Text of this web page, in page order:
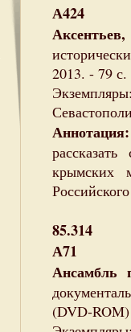
А424
2013. - 79
крымских
85.314
А71
Ансамбль
(DVD-ROM)